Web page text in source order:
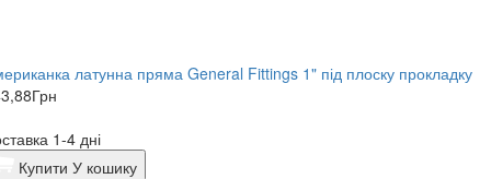
латунна пряма General Fittings 1" під плоску прокладку
Грн
1-4 дні
Купити У кошику